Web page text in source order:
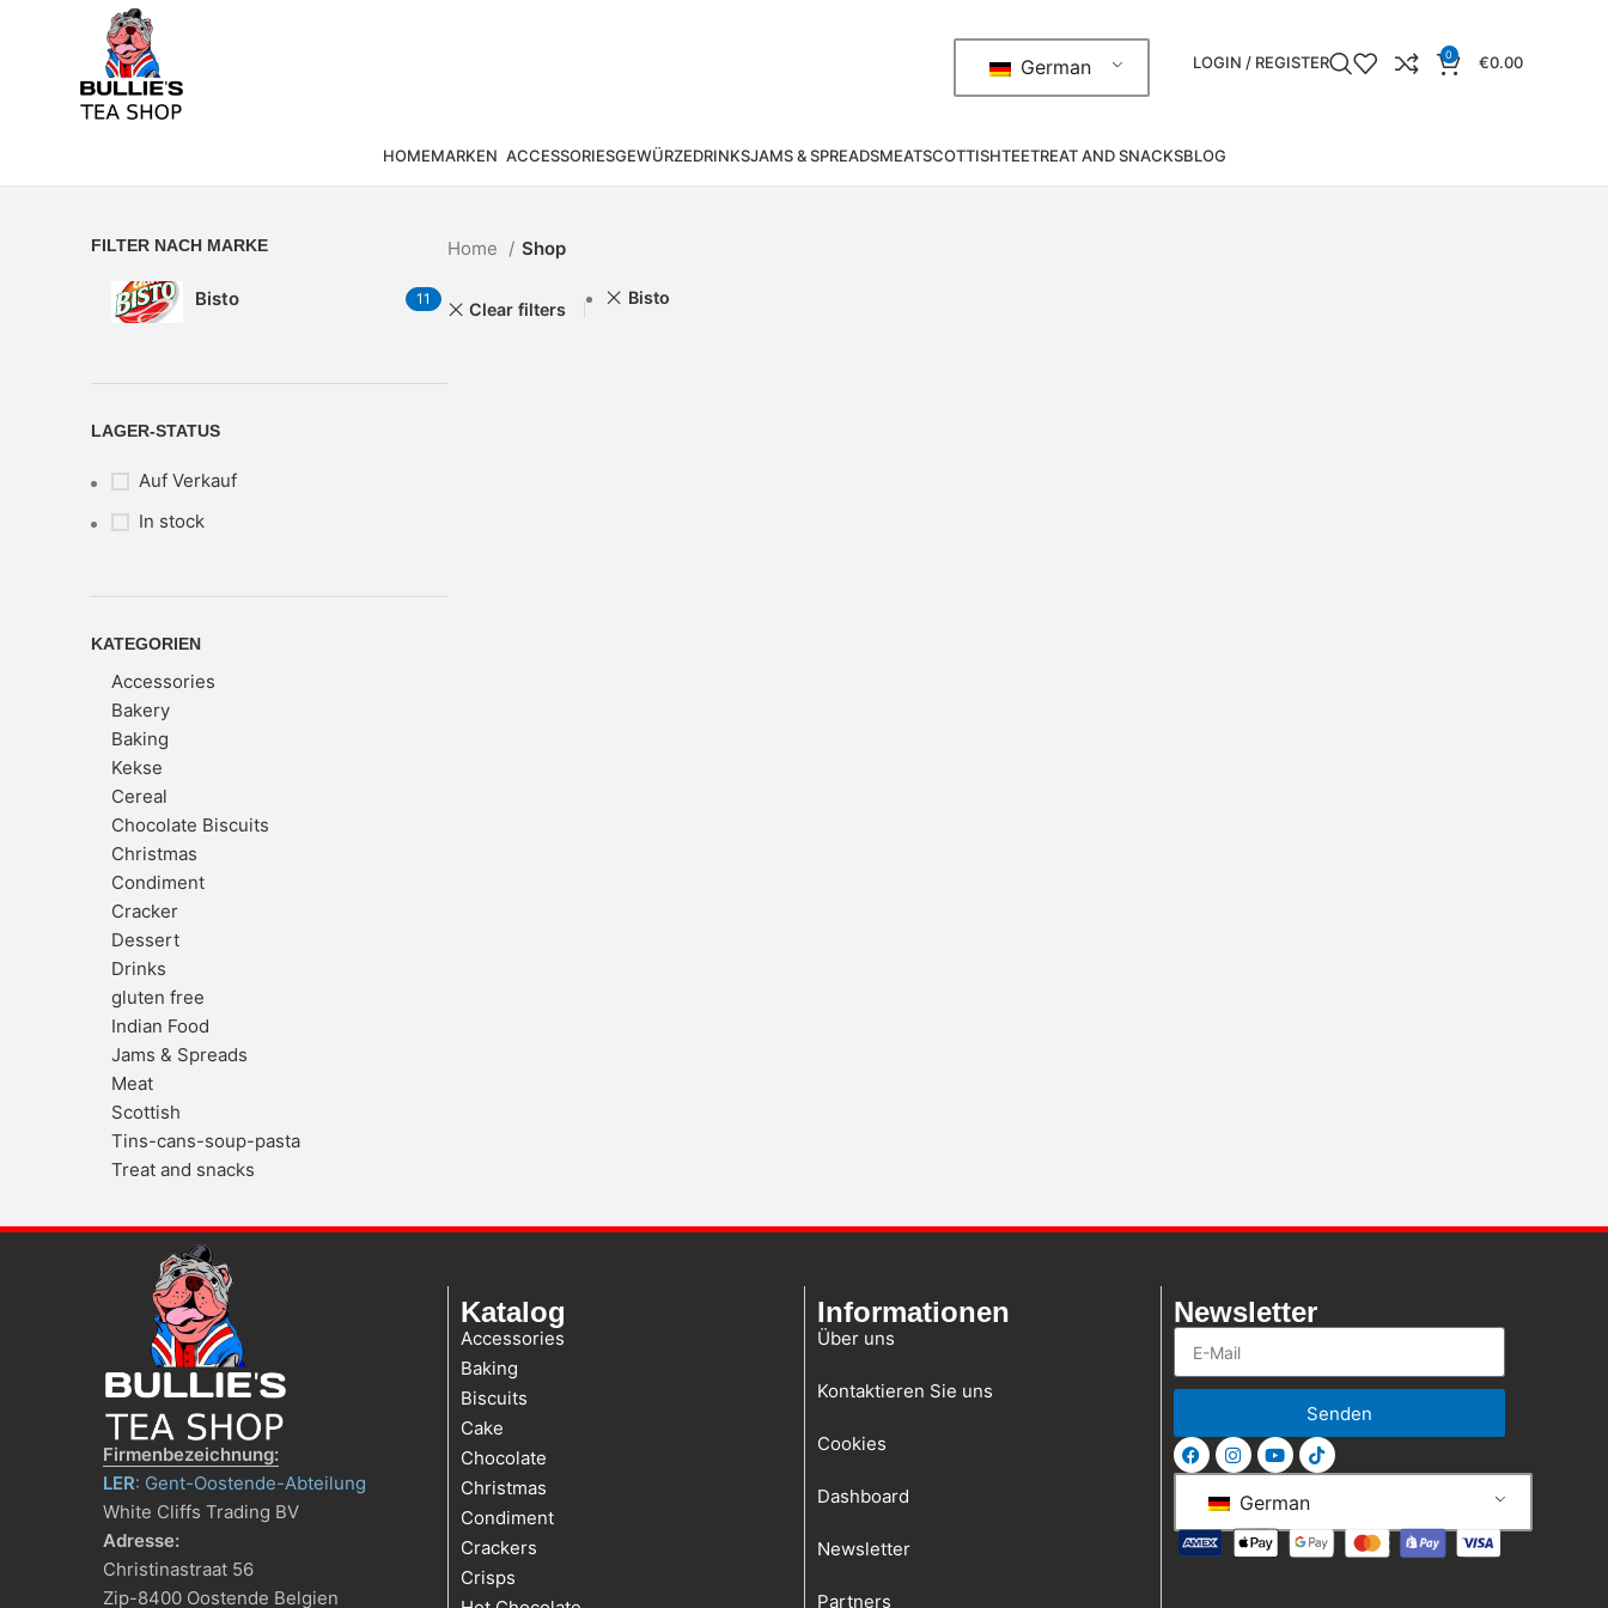
German LOGIN / REGISTER 0 €0.00
HOMEMARKEN ACCESSORIESGEWÜRZEDRINKSJAMS & SPREADSMEATSCOTTISHTEETREAT AND SNACKSBLOG
FILTER NACH MARKE
Bisto 11
LAGER-STATUS
Auf Verkauf
In stock
KATEGORIEN
Accessories
Bakery
Baking
Kekse
Cereal
Chocolate Biscuits
Christmas
Condiment
Cracker
Dessert
Drinks
gluten free
Indian Food
Jams & Spreads
Meat
Scottish
Tins-cans-soup-pasta
Treat and snacks
Home Shop
Clear filters
Bisto
Firmenbezeichnung:
LER: Gent-Oostende-Abteilung
White Cliffs Trading BV
Adresse:
Christinastraat 56
Zip-8400 Oostende Belgien
Katalog
Accessories
Baking
Biscuits
Cake
Chocolate
Christmas
Condiment
Crackers
Crisps
Informationen
Über uns
Kontaktieren Sie uns
Cookies
Dashboard
Newsletter
Partners
Newsletter
Senden
German